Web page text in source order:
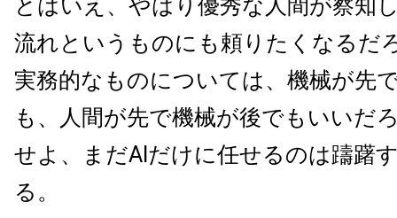
とはいえ、やはり優秀な人間が察知
流れというものにも頼りたくなるだ
実務的なものについては、機械が先
も、人間が先で機械が後でもいいだ
せよ、まだAIだけに任せるのは躊躇
る。